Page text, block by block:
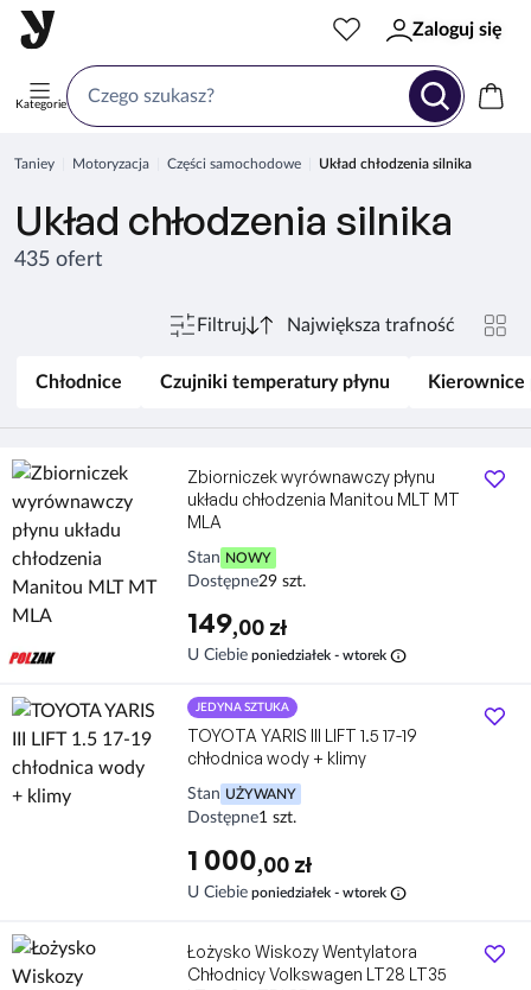
Kategorie
Zaloguj się
Taniey Motoryzacja Części samochodowe Układ chłodzenia silnika
Układ chłodzenia silnika
435 ofert
Filtruj
Chłodnice Czujniki temperatury płynu Kierownice
Zbiorniczek wyrównawczy płynu
układu chłodzenia Manitou MLT MT
MLA
Stan NOWY
Dostępne29 szt.
149,00 zł
U Ciebie poniedziałek - wtorek info
JEDYNA SZTUKA
TOYOTA YARIS III LIFT 1.5 17-19
chłodnica wody + klimy
Stan UŻYWANY
Dostępne1 szt.
1 000,00 zł
U Ciebie poniedziałek - wtorek info
Łożysko Wiskozy Wentylatora
Chłodnicy Volkswagen LT28 LT35